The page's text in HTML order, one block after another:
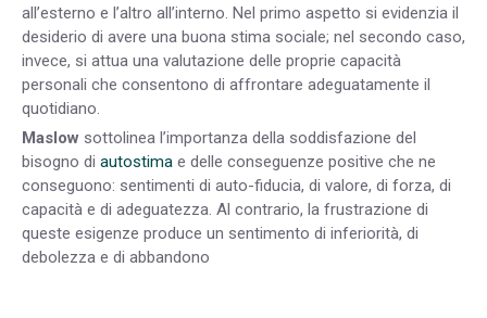
all’esterno e l’altro all’interno. Nel primo aspetto si evidenzia il
desiderio di avere una buona stima sociale; nel secondo caso,
invece, si attua una valutazione delle proprie capacità
personali che consentono di affrontare adeguatamente il
quotidiano.
Maslow sottolinea l’importanza della soddisfazione del
bisogno di autostima e delle conseguenze positive che ne
conseguono: sentimenti di auto-fiducia, di valore, di forza, di
capacità e di adeguatezza. Al contrario, la frustrazione di
queste esigenze produce un sentimento di inferiorità, di
debolezza e di abbandono